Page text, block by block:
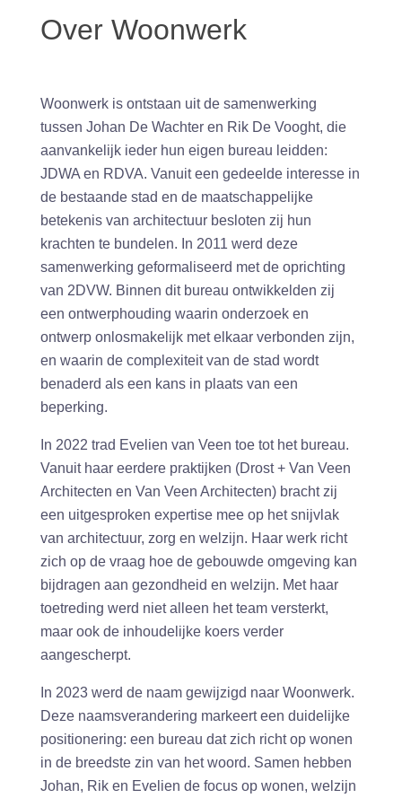
Over Woonwerk
Woonwerk is ontstaan uit de samenwerking
tussen Johan De Wachter en Rik De Vooght, die
aanvankelijk ieder hun eigen bureau leidden:
JDWA en RDVA. Vanuit een gedeelde interesse in
de bestaande stad en de maatschappelijke
betekenis van architectuur besloten zij hun
krachten te bundelen. In 2011 werd deze
samenwerking geformaliseerd met de oprichting
van 2DVW. Binnen dit bureau ontwikkelden zij
een ontwerphouding waarin onderzoek en
ontwerp onlosmakelijk met elkaar verbonden zijn,
en waarin de complexiteit van de stad wordt
benaderd als een kans in plaats van een
beperking.
In 2022 trad Evelien van Veen toe tot het bureau.
Vanuit haar eerdere praktijken (Drost + Van Veen
Architecten en Van Veen Architecten) bracht zij
een uitgesproken expertise mee op het snijvlak
van architectuur, zorg en welzijn. Haar werk richt
zich op de vraag hoe de gebouwde omgeving kan
bijdragen aan gezondheid en welzijn. Met haar
toetreding werd niet alleen het team versterkt,
maar ook de inhoudelijke koers verder
aangescherpt.
In 2023 werd de naam gewijzigd naar Woonwerk.
Deze naamsverandering markeert een duidelijke
positionering: een bureau dat zich richt op wonen
in de breedste zin van het woord. Samen hebben
Johan, Rik en Evelien de focus op wonen, welzijn